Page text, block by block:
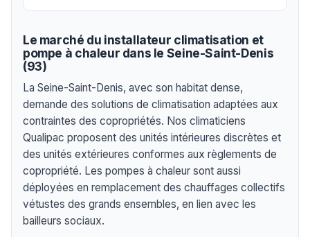
Le marché du installateur climatisation et
pompe à chaleur dans le Seine-Saint-Denis
(93)
La Seine-Saint-Denis, avec son habitat dense,
demande des solutions de climatisation adaptées aux
contraintes des copropriétés. Nos climaticiens
Qualipac proposent des unités intérieures discrètes et
des unités extérieures conformes aux règlements de
copropriété. Les pompes à chaleur sont aussi
déployées en remplacement des chauffages collectifs
vétustes des grands ensembles, en lien avec les
bailleurs sociaux.